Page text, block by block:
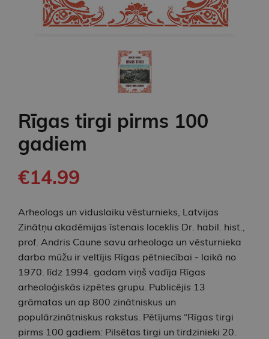
Rīgas tirgi pirms 100
gadiem
€14.99
Arheologs un viduslaiku vēsturnieks, Latvijas
Zinātņu akadēmijas īstenais loceklis Dr. habil. hist.,
prof. Andris Caune savu arheologa un vēsturnieka
darba mūžu ir veltījis Rīgas pētniecībai - laikā no
1970. līdz 1994. gadam viņš vadīja Rīgas
arheoloģiskās izpētes grupu. Publicējis 13
grāmatas un ap 800 zinātniskus un
populārzinātniskus rakstus. Pētījums “Rīgas tirgi
pirms 100 gadiem: Pilsētas tirgi un tirdzinieki 20.